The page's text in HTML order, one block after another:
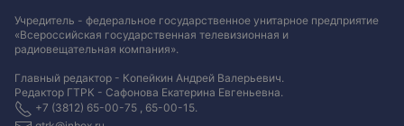
Учредитель - федеральное государственное унитарное предприятие
«Всероссийская государственная телевизионная и
радиовещательная компания».
Главный редактор - Копейкин Андрей Валерьевич.
Редактор ГТРК - Сафонова Екатерина Евгеньевна.
+7 (3812) 65-00-75 , 65-00-15.